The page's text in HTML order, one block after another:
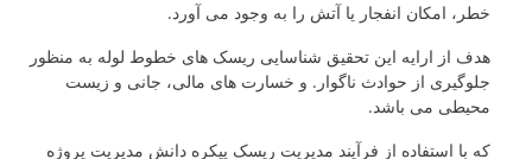
خطر، امکان انفجار یا آتش را به وجود می آورد.
هدف از ارایه این تحقیق شناسایی ریسک های خطوط لوله به منظور
جلوگیری از حوادث ناگوار. و خسارت های مالی، جانی و زیست
محیطی می باشد.
که با استفاده از فرآیند مدیریت ریسک پیکره دانش مدیریت پروژه